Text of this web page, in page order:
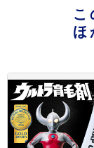
こ
ほ